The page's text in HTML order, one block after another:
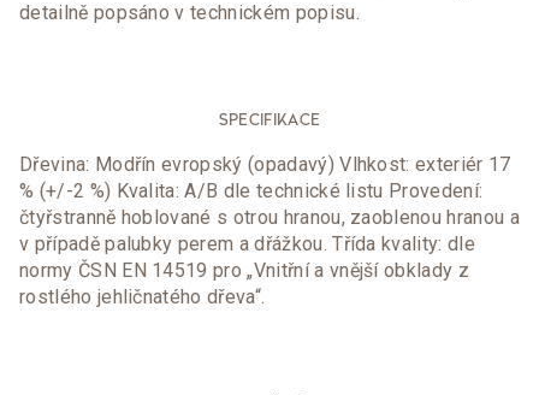
detailně popsáno v technickém popisu.
SPECIFIKACE
Dřevina: Modřín evropský (opadavý) Vlhkost: exteriér 17
% (+/-2 %) Kvalita: A/B dle technické listu Provedení:
čtyřstranně hoblované s otrou hranou, zaoblenou hranou a
v případě palubky perem a dřážkou. Třída kvality: dle
normy ČSN EN 14519 pro „Vnitřní a vnější obklady z
rostlého jehličnatého dřeva“.